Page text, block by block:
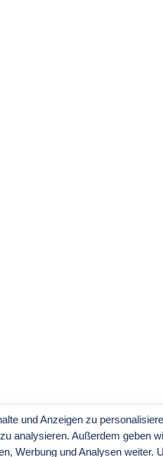
und Anzeigen zu
analysieren. Außerdem geben
Werbung und Analysen